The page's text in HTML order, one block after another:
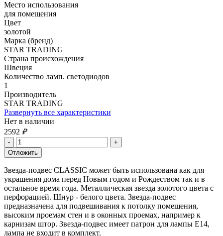
Место использования
для помещения
Цвет
золотой
Марка (бренд)
STAR TRADING
Страна происхождения
Швеция
Количество ламп. светодиодов
1
Производитель
STAR TRADING
Развернуть все характеристики
Нет в наличии
2592 ₽
Звезда-подвес CLASSIC может быть использована как для
украшения дома перед Новым годом и Рождеством так и в
остальное время года. Металлическая звезда золотого цвета с
перфорацией. Шнур - белого цвета. Звезда-подвес
предназначена для подвешивания к потолку помещения,
высоким проемам стен и в оконных проемах, например к
карнизам штор. Звезда-подвес имеет патрон для лампы Е14,
лампа не входит в комплект.